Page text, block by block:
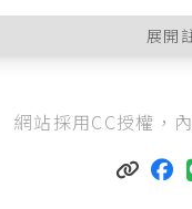
展開
有哪些？──（一）對勞
有哪些？──（三）雇主
網站採用CC授權，